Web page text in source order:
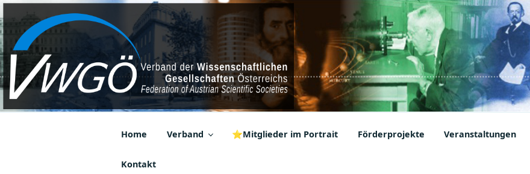
Zum
Inhalt
springen
VWGÖ
Federation of Austrian Scientific Societies
Home Verband ⭐Mitglieder im Portrait Förderprojekte Veranstaltungen
Kontakt